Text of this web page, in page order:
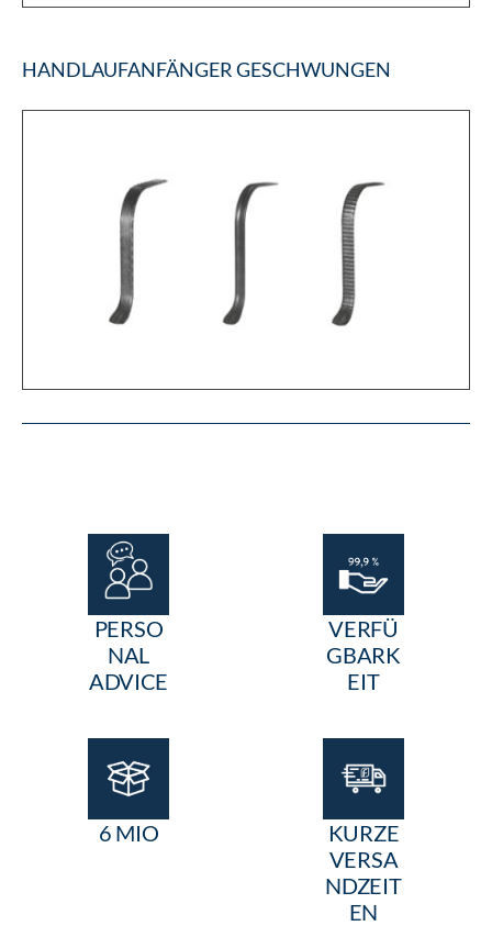
HANDLAUFANFÄNGER GESCHWUNGEN
PERSO
NAL
ADVICE
VERFÜ
GBARK
EIT
6 MIO
KURZE
VERSA
NDZEIT
EN